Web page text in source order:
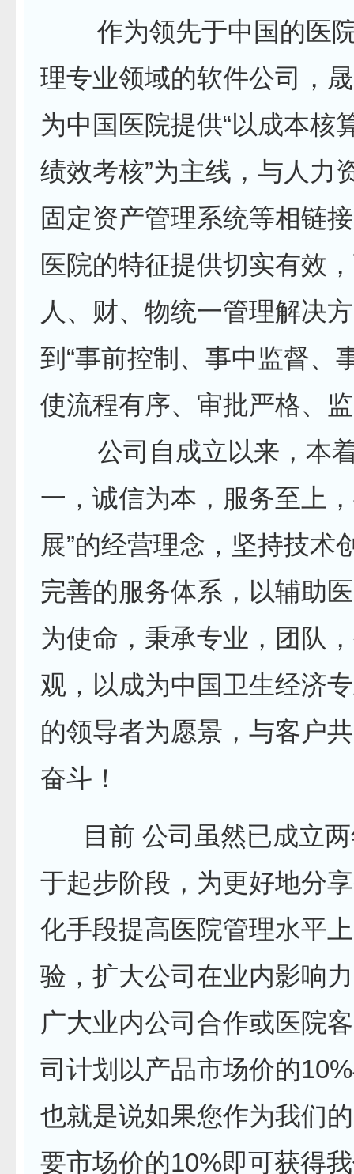
作为领先于中国的医院
理专业领域的软件公司，
为中国医院提供“以成本核
绩效考核”为主线，与人力
固定资产管理系统等相链
医院的特征提供切实有效
人、财、物统一管理解决
到“事前控制、事中监督、
使流程有序、审批严格、
公司自成立以来，本着
一，诚信为本，服务至上
展”的经营理念，坚持技术
完善的服务体系，以辅助
为使命，秉承专业，团队
观，以成为中国卫生经济
的领导者为愿景，与客户
奋斗！
目前 公司虽然已成立两
于起步阶段，为更好地分
化手段提高医院管理水平
验，扩大公司在业内影响
广大业内公司合作或医院
司计划以产品市场价的
也就是说如果您作为我们
要市场价的10%即可获得